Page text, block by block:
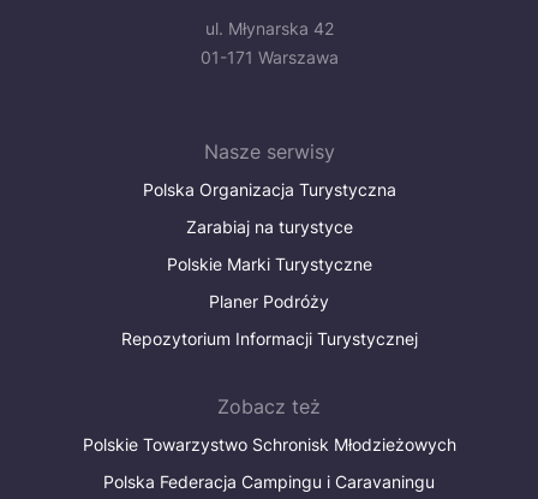
ul. Młynarska 42
01-171 Warszawa
Nasze serwisy
Polska Organizacja Turystyczna
Zarabiaj na turystyce
Polskie Marki Turystyczne
Planer Podróży
Repozytorium Informacji Turystycznej
Zobacz też
Polskie Towarzystwo Schronisk Młodzieżowych
Polska Federacja Campingu i Caravaningu